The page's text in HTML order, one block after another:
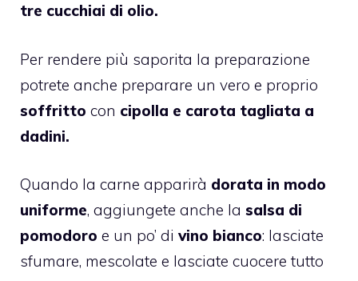
tre cucchiai di olio.
Per rendere più saporita la preparazione
potrete anche preparare un vero e proprio
soffritto con cipolla e carota tagliata a
dadini.
Quando la carne apparirà dorata in modo
uniforme, aggiungete anche la salsa di
pomodoro e un po’ di vino bianco: lasciate
sfumare, mescolate e lasciate cuocere tutto